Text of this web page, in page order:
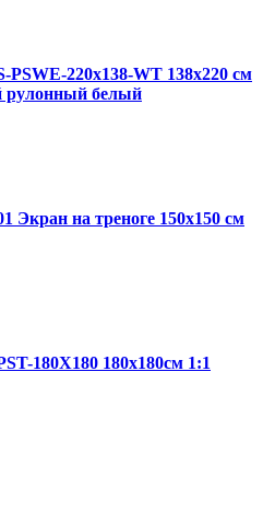
220x138-WT 138x220 см
рулонный белый
Экран на треноге 150x150 см
180X180 180х180см 1:1